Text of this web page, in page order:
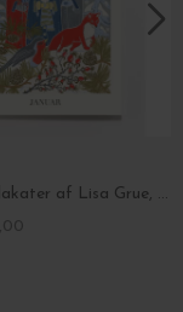
Månedsplakater af Lisa Grue, A3 - Vælg måned